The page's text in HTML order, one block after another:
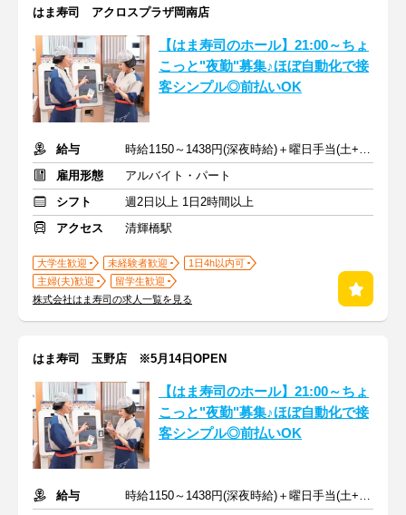
はま寿司 アクロスプラザ岡南店
【はま寿司のホール】21:00～ちょ
こっと"夜勤"募集♪ほぼ自動化で接
客シンプル◎前払いOK
給与
時給1150～1438円(深夜時給)＋曜日手当(土+70円、日祝+100円)
雇用形態
アルバイト・パート
シフト
週2日以上 1日2時間以上
アクセス
清輝橋駅
大学生歓迎 未経験者歓迎
1日4h以内可
主婦(夫)歓迎
留学生歓迎
株式会社はま寿司の求人一覧を見る
はま寿司 玉野店 ※5月14日OPEN
【はま寿司のホール】21:00～ちょ
こっと"夜勤"募集♪ほぼ自動化で接
客シンプル◎前払いOK
給与 時給1150～1438円(深夜時給)＋曜日手当(土+70円、日祝+100円)